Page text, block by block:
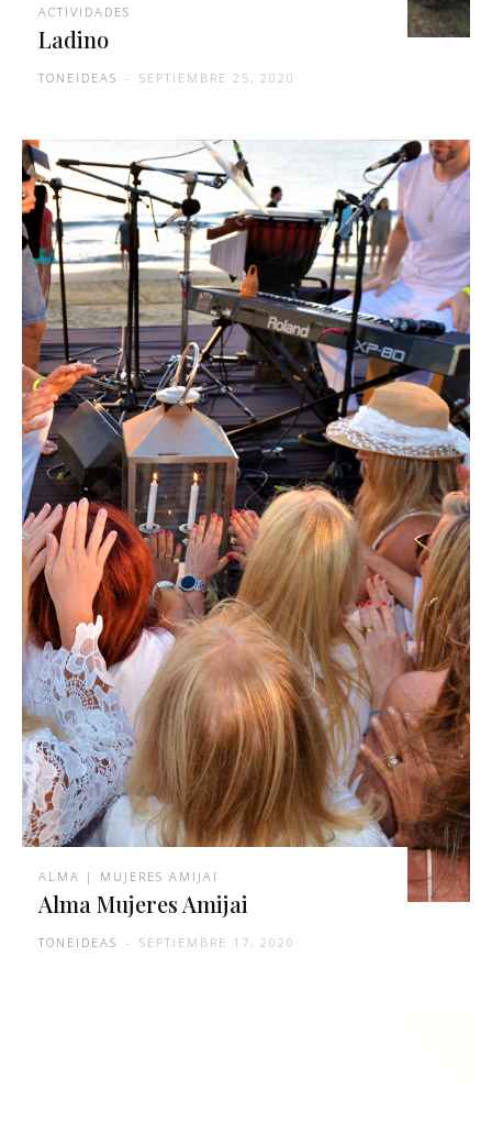
ACTIVIDADES
Ladino
TONEIDEAS - SEPTIEMBRE 25, 2020
ALMA | MUJERES AMIJAI
Alma Mujeres Amijai
TONEIDEAS - SEPTIEMBRE 17, 2020